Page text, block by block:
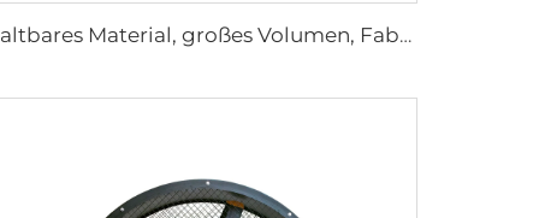
Haltbares Material, großes Volumen, Fabrikpreis, hohe Qualität, 950mm runder wandmontierter Lüftungsventilator für Kuhställe